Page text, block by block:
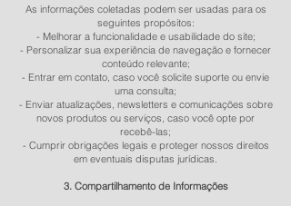
As informações coletadas podem ser usadas para os
seguintes propósitos:
- Melhorar a funcionalidade e usabilidade do site;
- Personalizar sua experiência de navegação e fornecer
conteúdo relevante;
- Entrar em contato, caso você solicite suporte ou envie
uma consulta;
- Enviar atualizações, newsletters e comunicações sobre
novos produtos ou serviços, caso você opte por
recebê-las;
- Cumprir obrigações legais e proteger nossos direitos
em eventuais disputas jurídicas.
3. Compartilhamento de Informações